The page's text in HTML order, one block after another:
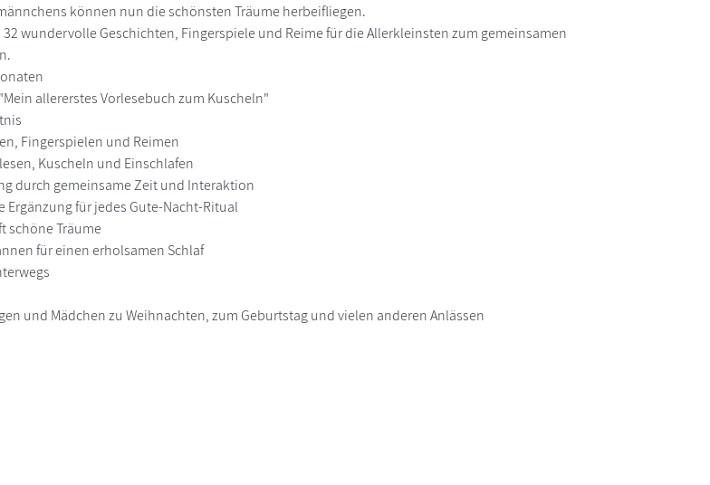
können nun die schönsten Träume herbeifliegen.
wundervolle Geschichten, Fingerspiele und Reime für die Allerkleinsten zum gemeinsamen
allererstes Vorlesebuch zum Kuscheln"
Fingerspielen und Reimen
Kuscheln und Einschlafen
durch gemeinsame Zeit und Interaktion
Ergänzung für jedes Gute-Nacht-Ritual
schöne Träume
für einen erholsamen Schlaf
und Mädchen zu Weihnachten, zum Geburtstag und vielen anderen Anlässen